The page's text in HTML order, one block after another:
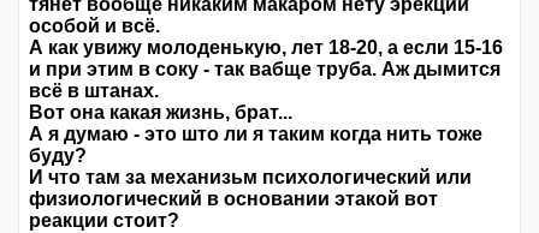
тянет вообще никаким макаром нету эрекции
особой и всё.
А как увижу молоденькую, лет 18-20, а если 15-16
и при этим в соку - так вабще труба. Аж дымится
всё в штанах.
Вот она какая жизнь, брат...
А я думаю - это што ли я таким когда нить тоже
буду?
И что там за механизьм психологический или
физиологический в основании этакой вот
реакции стоит?